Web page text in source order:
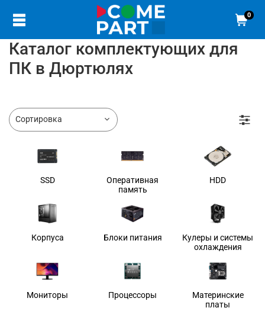
0
Каталог комплектующих для
ПК в Дюртюлях
SSD
Оперативная
память
HDD
Корпуса Блоки питания
Кулеры и системы
охлаждения
Мониторы Процессоры
Материнские
платы